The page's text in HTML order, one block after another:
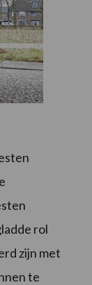
rol
zijn met
te